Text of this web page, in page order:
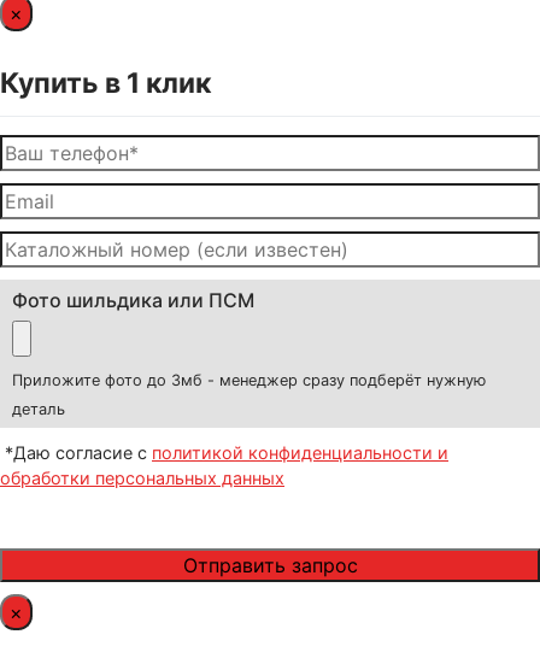
×
Купить в 1 клик
Фото шильдика или ПСМ
Приложите фото до 3мб - менеджер сразу подберёт нужную
деталь
*Даю согласие с политикой конфиденциальности и
обработки персональных данных
×